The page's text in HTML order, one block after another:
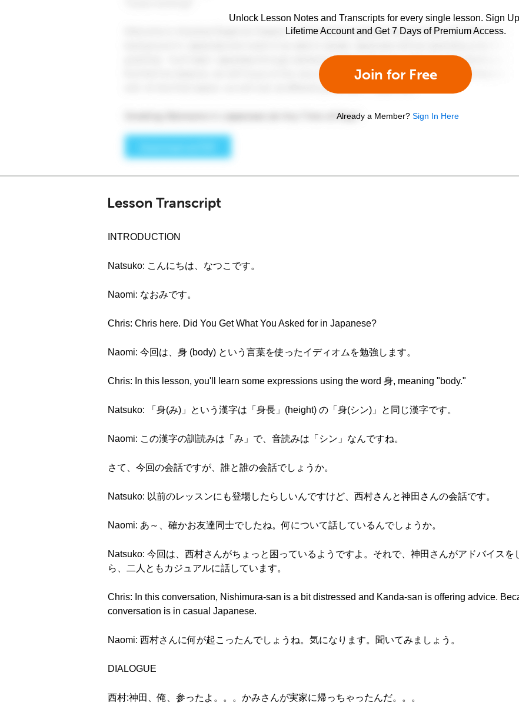
Unlock Lesson Notes and Transcripts for every single lesson. Sign
Lifetime Account and Get 7 Days of Premium Access.
Join for Free
Already a Member? Sign In Here
Lesson Transcript
INTRODUCTION
Natsuko: こんにちは、なつこです。
Naomi: なおみです。
Chris: Chris here. Did You Get What You Asked for in Japanese?
Naomi: 今回は、身 (body) という言葉を使ったイディオムを勉強します。
Chris: In this lesson, you'll learn some expressions using the word 身, meaning "body."
Natsuko: 「身(み)」という漢字は「身長」(height) の「身(シン)」と同じ漢字です。
Naomi: この漢字の訓読みは「み」で、音読みは「シン」なんですね。
さて、今回の会話ですが、誰と誰の会話でしょうか。
Natsuko: 以前のレッスンにも登場したらしいんですけど、西村さんと神田さんの会話です。
Naomi: あ～、確かお友達同士でしたね。何について話しているんでしょうか。
Natsuko: 今回は、西村さんがちょっと困っているようですよ。それで、神田さんがアドバイス
ら、二人ともカジュアルに話しています。
Chris: In this conversation, Nishimura-san is a bit distressed and Kanda-san is offering advice.
conversation is in casual Japanese.
Naomi: 西村さんに何が起こったんでしょうね。気になります。聞いてみましょう。
DIALOGUE
西村:神田、俺、参ったよ。。。かみさんが実家に帰っちゃったんだ。。。